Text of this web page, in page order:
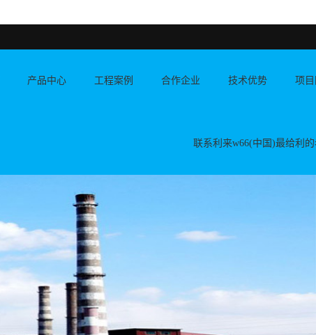
产品中心 工程案例 合作企业 技术优势 项
联系利来w66(中国)最给利